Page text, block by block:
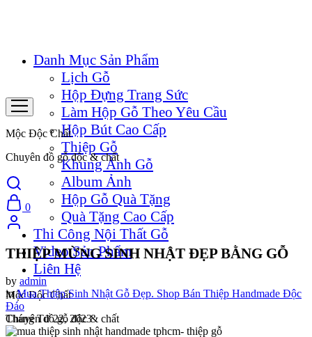
Danh Mục Sản Phẩm
Lịch Gỗ
Hộp Đựng Trang Sức
Làm Hộp Gỗ Theo Yêu Cầu
Hộp Bút Cao Cấp
Thiệp Gỗ
Khung Ảnh Gỗ
Album Ảnh
Hộp Gỗ Quà Tặng
Quà Tặng Cao Cấp
Thi Công Nội Thất Gỗ
Video Sản Phẩm
Liên Hệ
Mộc Độc Chất
Chuyên đồ gỗ độc & chất
Mộc Độc Chất
Chuyên đồ gỗ độc & chất
0
THIỆP MỪNG SINH NHẬT ĐẸP BẰNG GỖ
by admin
in Mua Thiệp Sinh Nhật Gỗ Đẹp. Shop Bán Thiệp Handmade Độc
Đáo
Tháng Tư 22, 2023